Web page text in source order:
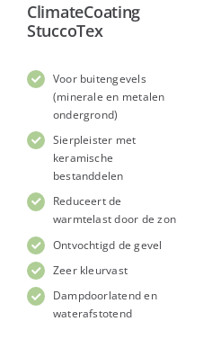
ClimateCoating
StuccoTex
Voor buitengevels
(minerale en metalen
ondergrond)
Sierpleister met
keramische
bestanddelen
Reduceert de
warmtelast door de zon
Ontvochtigd de gevel
Zeer kleurvast
Dampdoorlatend en
waterafstotend